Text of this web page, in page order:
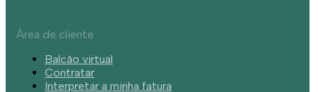
Área de cliente
Balcão virtual
Contratar
Interpretar a minha fatura